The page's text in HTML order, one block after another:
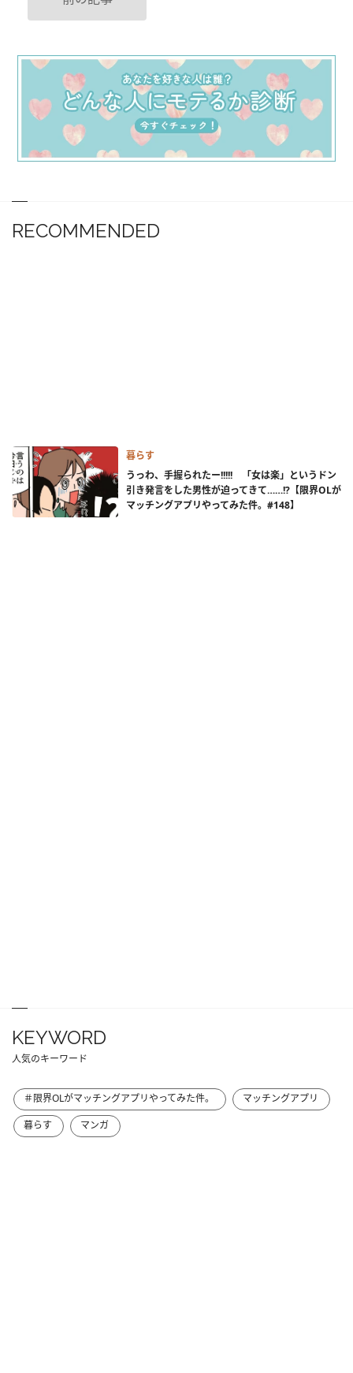
RECOMMENDED
暮らす
うっわ、手握られたー!!!!! 「女は楽」というドン
引き発言をした男性が迫ってきて……!?【限界OLが
マッチングアプリやってみた件。#148】
KEYWORD
人気のキーワード
＃限界OLがマッチングアプリやってみた件。
マッチングアプリ
暮らす
マンガ